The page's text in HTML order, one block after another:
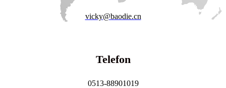
vicky@baodie.cn
Telefon
0513-88901019